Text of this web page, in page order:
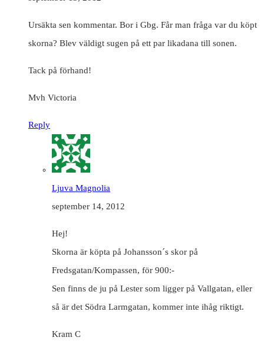
Ursäkta sen kommentar. Bor i Gbg. Får man fråga var du köpt
skorna? Blev väldigt sugen på ett par likadana till sonen.
Tack på förhand!
Mvh Victoria
Reply
Ljuva Magnolia
september 14, 2012
Hej!
Skorna är köpta på Johansson´s skor på
Fredsgatan/Kompassen, för 900:-
Sen finns de ju på Lester som ligger på Vallgatan, eller
så är det Södra Larmgatan, kommer inte ihåg riktigt.
Kram C